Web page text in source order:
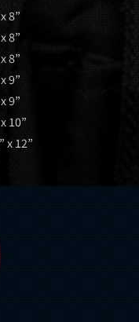
8”
8”
8”
9”
9”
10”
x 12”